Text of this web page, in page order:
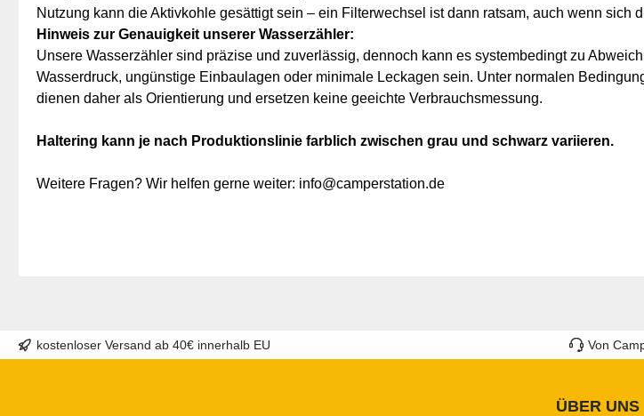
Nutzung kann die Aktivkohle gesättigt sein – ein Filterwechsel ist dann ratsam, auch wenn sich
Hinweis zur Genauigkeit unserer Wasserzähler:
Unsere Wasserzähler sind präzise und zuverlässig, dennoch kann es systembedingt zu
Wasserdruck, ungünstige Einbaulagen oder minimale Leckagen sein. Unter normalen
dienen daher als Orientierung und ersetzen keine geeichte Verbrauchsmessung.
Haltering kann je nach Produktionslinie farblich zwischen grau und schwarz variieren.
Weitere Fragen? Wir helfen gerne weiter: info@camperstation.de
kostenloser Versand ab 40€ innerhalb EU Von
ÜBER UNS